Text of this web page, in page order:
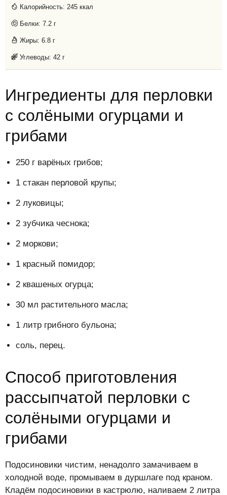
Калорийность: 245 ккал
Белки: 7.2 г
Жиры: 6.8 г
Углеводы: 42 г
Ингредиенты для перловки
с солёными огурцами и
грибами
250 г варёных грибов;
1 стакан перловой крупы;
2 луковицы;
2 зубчика чеснока;
2 моркови;
1 красный помидор;
2 квашеных огурца;
30 мл растительного масла;
1 литр грибного бульона;
соль, перец.
Способ приготовления
рассыпчатой перловки с
солёными огурцами и
грибами
Подосиновики чистим, ненадолго замачиваем в
холодной воде, промываем в дуршлаге под краном.
Кладём подосиновики в кастрюлю, наливаем 2 литра